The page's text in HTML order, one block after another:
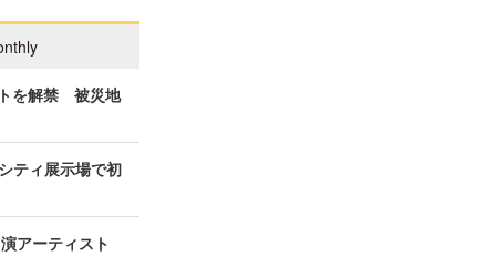
を解禁 被災地
ティ展示場で初
アーティスト